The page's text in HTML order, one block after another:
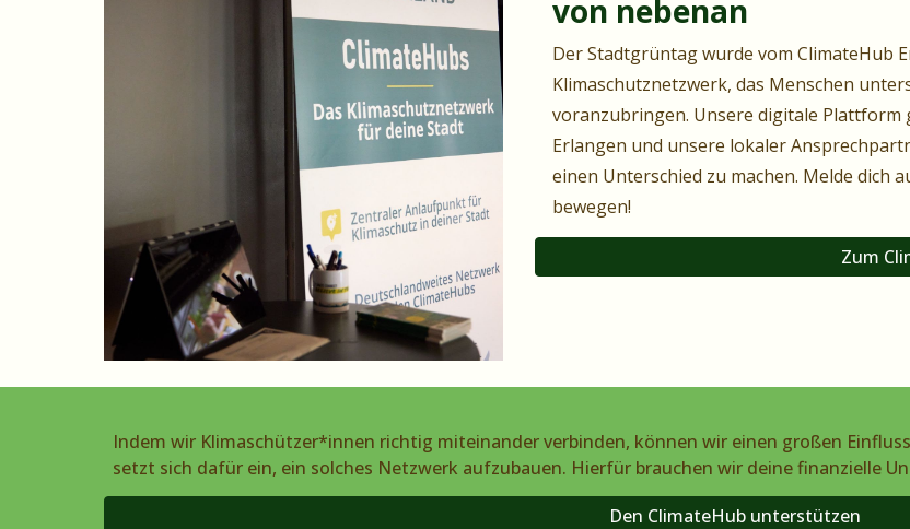
von nebenan
Der Stadtgrüntag wurde vom ClimateHub
Klimaschutznetzwerk, das Menschen
voranzubringen. Unsere digitale
Erlangen und unsere lokaler
einen Unterschied zu machen. Melde dich
bewegen!
Zum
Indem wir Klimaschützer*innen richtig miteinander verbinden, können wir einen großen
setzt sich dafür ein, ein solches Netzwerk aufzubauen. Hierfür brauchen wir deinefinanzielle
Den ClimateHub unterstützen